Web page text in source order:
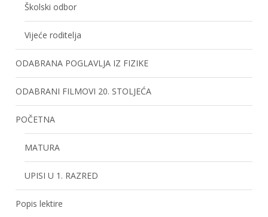
Školski odbor
Vijeće roditelja
ODABRANA POGLAVLJA IZ FIZIKE
ODABRANI FILMOVI 20. STOLJEĆA
POČETNA
MATURA
UPISI U 1. RAZRED
Popis lektire